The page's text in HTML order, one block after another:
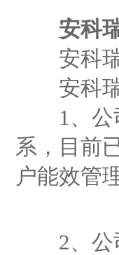
安科
安科瑞
安科瑞
1、公司
系，目前
户能效管
2、公司